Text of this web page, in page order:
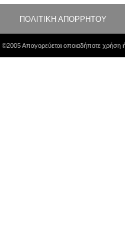
ΠΟΛΙΤΙΚΗ ΑΠΟΡΡΗΤΟΥ
©2005 Απαγορεύεται οποιαδήποτε χρήση